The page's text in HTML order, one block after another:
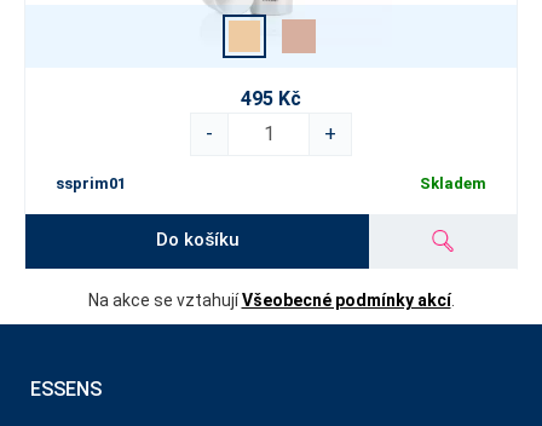
495 Kč
-
+
ssprim01 Skladem
Do košíku
Na akce se vztahujíVšeobecné podmínky akcí.
ESSENS